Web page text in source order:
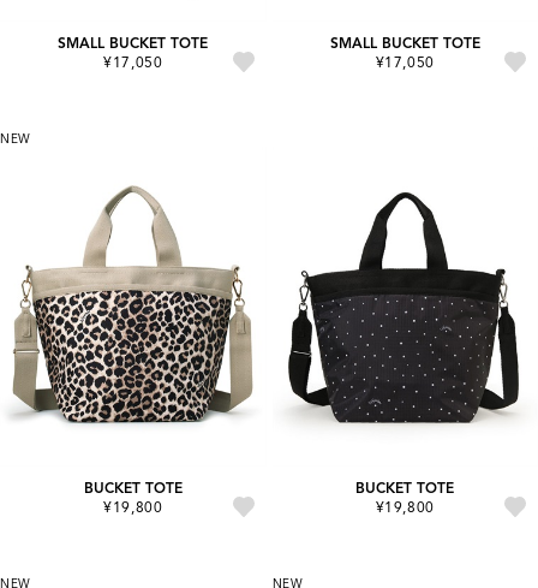
SMALL BUCKET TOTE
¥17,050
SMALL BUCKET TOTE
¥17,050
NEW
BUCKET TOTE
¥19,800
BUCKET TOTE
¥19,800
NEW NEW